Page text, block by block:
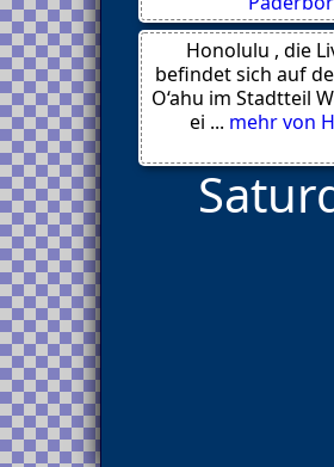
Lahr-
Todtnau-
Honolulu , die
befindet sich auf
O‘ahu im Stadtteil
ei ... mehr von